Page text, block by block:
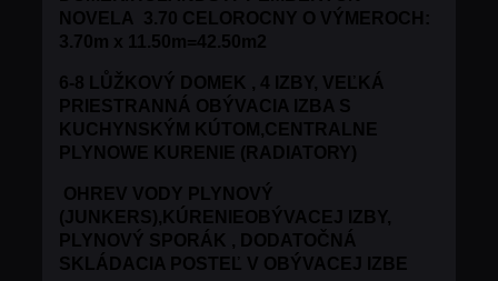
NOVELA 3.70 CELOROCNY O VÝMEROCH:
3.70m x 11.50m=42.50m2
6-8 LŮŽKOVÝ DOMEK , 4 IZBY, VEĽKÁ
PRIESTRANNÁ OBÝVACIA IZBA S
KUCHYNSKÝM KÚTOM,CENTRALNE
PLYNOWE KURENIE (RADIATORY)
OHREV VODY PLYNOVÝ
(JUNKERS),KÚRENIEOBÝVACEJ IZBY,
PLYNOVÝ SPORÁK , DODATOČNÁ
SKLÁDACIA POSTEĽ V OBÝVACEJ IZBE